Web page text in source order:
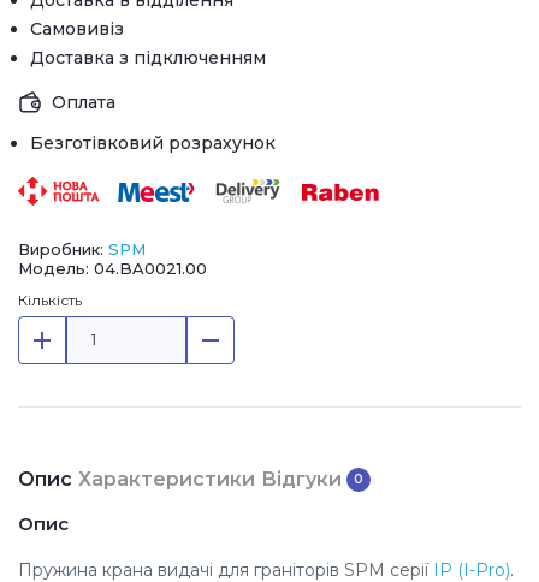
Самовивіз
Доставка з підключенням
Оплата
Безготівковий розрахунок
Виробник: SPM
Модель: 04.BA0021.00
Кількість
Опис Характеристики Відгуки 0
Опис
Пружина крана видачі для граніторів SPM серії IP (I-Pro).